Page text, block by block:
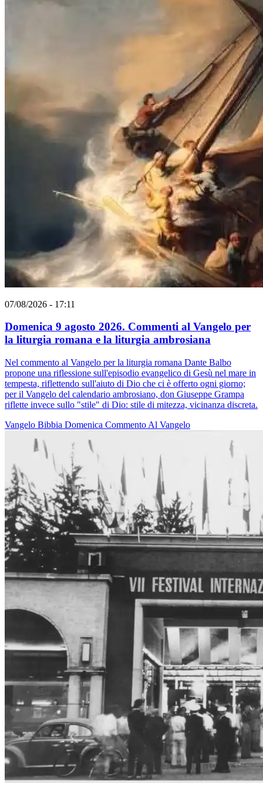
07/08/2026 - 17:11
Domenica 9 agosto 2026. Commenti al Vangelo per
la liturgia romana e la liturgia ambrosiana
Nel commento al Vangelo per la liturgia romana Dante Balbo
propone una riflessione sull'episodio evangelico di Gesù nel mare in
tempesta, riflettendo sull'aiuto di Dio che ci è offerto ogni giorno;
per il Vangelo del calendario ambrosiano, don Giuseppe Grampa
riflette invece sullo "stile" di Dio: stile di mitezza, vicinanza discreta.
Vangelo Bibbia Domenica Commento Al Vangelo